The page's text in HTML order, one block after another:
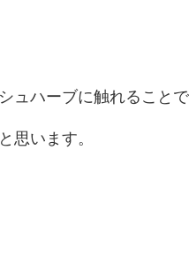
ュハーブに触れること
思います。